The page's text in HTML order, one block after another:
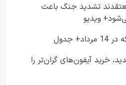
تشدید جنگ باعث
ویدیو
جدول
خرید آیفون‌های گران‌تر را